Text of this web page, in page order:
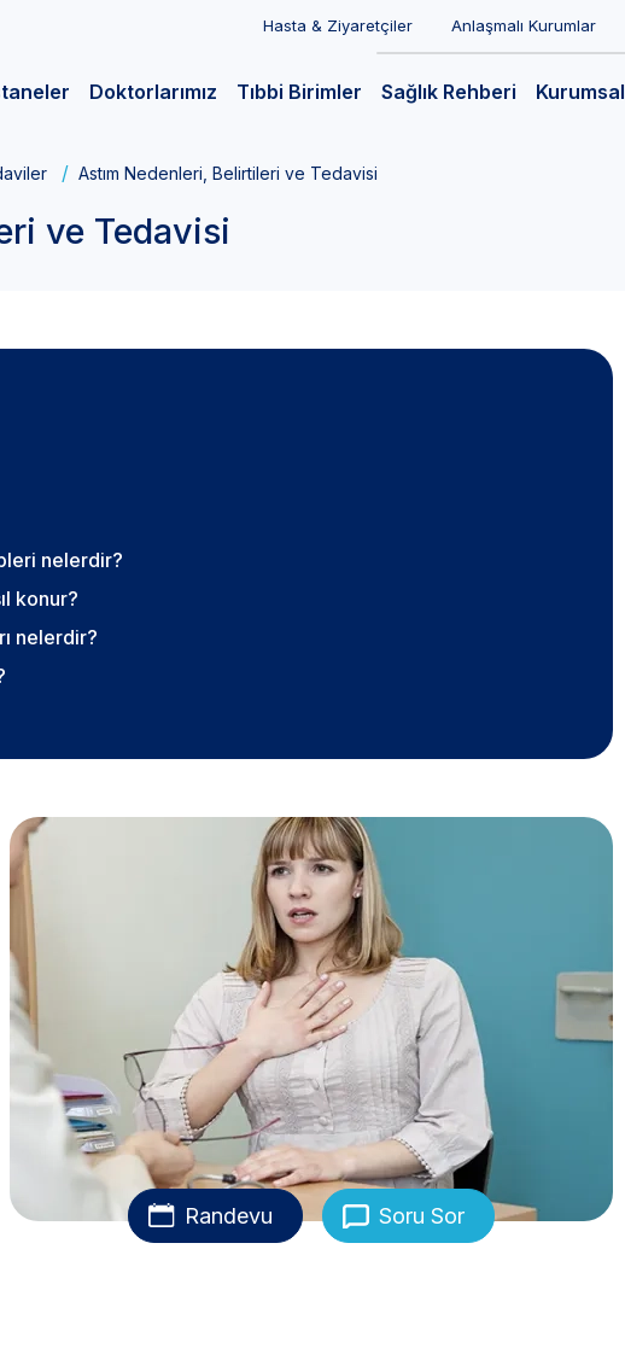
Hasta & Ziyaretçiler Anlaşmalı Kurumlar
Doktorlarımız Tıbbi Birimler Sağlık Rehberi Kurumsal
Astım Nedenleri, Belirtileri ve Tedavisi
ve Tedavisi
nelerdir?
konur?
nelerdir?
Randevu Soru Sor